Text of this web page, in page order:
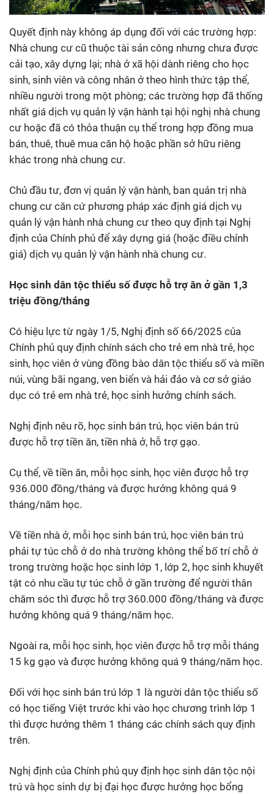
Quyết định này không áp dụng đối với các trường hợp:
Nhà chung cư cũ thuộc tài sản công nhưng chưa được
cải tạo, xây dựng lại; nhà ở xã hội dành riêng cho học
sinh, sinh viên và công nhân ở theo hình thức tập thể,
nhiều người trong một phòng; các trường hợp đã thống
nhất giá dịch vụ quản lý vận hành tại hội nghị nhà chung
cư hoặc đã có thỏa thuận cụ thể trong hợp đồng mua
bán, thuê, thuê mua căn hộ hoặc phần sở hữu riêng
khác trong nhà chung cư.
Chủ đầu tư, đơn vị quản lý vận hành, ban quản trị nhà
chung cư căn cứ phương pháp xác định giá dịch vụ
quản lý vận hành nhà chung cư theo quy định tại Nghị
định của Chính phủ để xây dựng giá (hoặc điều chỉnh
giá) dịch vụ quản lý vận hành nhà chung cư.
Học sinh dân tộc thiểu số được hỗ trợ ăn ở gần 1,3
triệu đồng/tháng
Có hiệu lực từ ngày 1/5, Nghị định số 66/2025 của
Chính phủ quy định chính sách cho trẻ em nhà trẻ, học
sinh, học viên ở vùng đồng bào dân tộc thiểu số và miền
núi, vùng bãi ngang, ven biển và hải đảo và cơ sở giáo
dục có trẻ em nhà trẻ, học sinh hưởng chính sách.
Nghị định nêu rõ, học sinh bán trú, học viên bán trú
được hỗ trợ tiền ăn, tiền nhà ở, hỗ trợ gạo.
Cụ thể, về tiền ăn, mỗi học sinh, học viên được hỗ trợ
936.000 đồng/tháng và được hưởng không quá 9
tháng/năm học.
Về tiền nhà ở, mỗi học sinh bán trú, học viên bán trú
phải tự túc chỗ ở do nhà trường không thể bố trí chỗ ở
trong trường hoặc học sinh lớp 1, lớp 2, học sinh khuyết
tật có nhu cầu tự túc chỗ ở gần trường để người thân
chăm sóc thì được hỗ trợ 360.000 đồng/tháng và được
hưởng không quá 9 tháng/năm học.
Ngoài ra, mỗi học sinh, học viên được hỗ trợ mỗi tháng
15 kg gạo và được hưởng không quá 9 tháng/năm học.
Đối với học sinh bán trú lớp 1 là người dân tộc thiểu số
có học tiếng Việt trước khi vào học chương trình lớp 1
thì được hưởng thêm 1 tháng các chính sách quy định
trên.
Nghị định của Chính phủ quy định học sinh dân tộc nội
trú và học sinh dự bị đại học được hưởng học bổng